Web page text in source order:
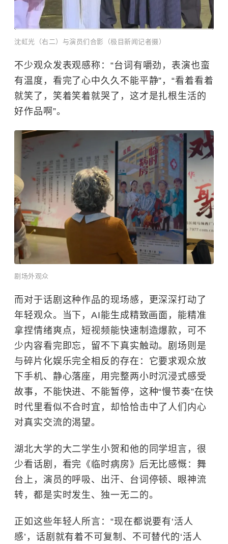
沈虹光（右二）与演员们合影（极目新闻记者摄）
不少观众发表观感称：“台词有嚼劲，表演也蛮
有温度，看完了心中久久不能平静”，“看着看着
就笑了，笑着笑着就哭了，这才是扎根生活的
好作品啊”。
剧场外观众
而对于话剧这种作品的现场感，更深深打动了
年轻观众。当下，AI能生成精致画面，能精准
拿捏情绪爽点，短视频能快速制造爆款，可不
少内容看完即忘，留不下真实触动。剧场则是
与碎片化娱乐完全相反的存在：它要求观众放
下手机、静心落座，用完整两小时沉浸式感受
故事，不能快进、不能暂停，这种“慢节奏”在快
时代里看似不合时宜，却恰恰击中了人们内心
对真实交流的渴望。
湖北大学的大二学生小贺和他的同学坦言，很
少看话剧，看完《临时病房》后无比感慨：舞
台上，演员的呼吸、出汗、台词停顿、眼神流
转，都是实时发生、独一无二的。
正如这些年轻人所言：“现在都说要有‘活人
感’，话剧就有着不可复制、不可替代的‘活人